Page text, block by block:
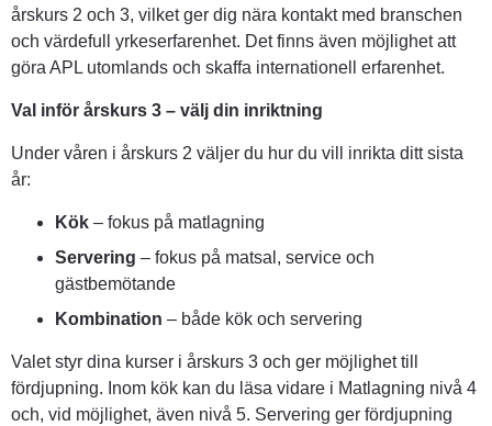
årskurs 2 och 3, vilket ger dig nära kontakt med branschen
och värdefull yrkeserfarenhet. Det finns även möjlighet att
göra APL utomlands och skaffa internationell erfarenhet.
Val inför årskurs 3 – välj din inriktning
Under våren i årskurs 2 väljer du hur du vill inrikta ditt sista
år:
Kök – fokus på matlagning
Servering – fokus på matsal, service och
gästbemötande
Kombination – både kök och servering
Valet styr dina kurser i årskurs 3 och ger möjlighet till
fördjupning. Inom kök kan du läsa vidare i Matlagning nivå 4
och, vid möjlighet, även nivå 5. Servering ger fördjupning